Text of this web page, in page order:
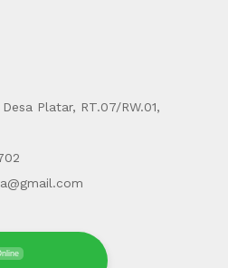
Platar, RT.07/RW.01,